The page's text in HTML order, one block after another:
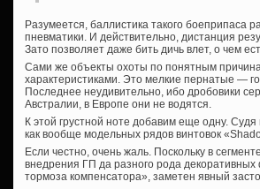
Разумеется, баллистика такого боеприпаса
пневматики. И действительно, дистанция
Зато позволяет даже бить дичь влет, о чем
Сами же объекты охоты по понятным
характеристиками. Это мелкие пернатые —
Последнее неудивительно, ибо дробовики
Австралии, в Европе они не водятся.
К этой грустной ноте добавим еще одну.
как вообще модельных рядов винтовок
Если честно, очень жаль. Поскольку в
внедрения ГП да разного рода
тормоза компенсатора», заметен явный